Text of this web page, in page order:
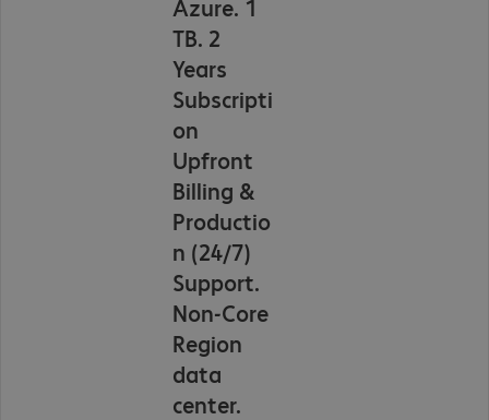
Azure. 1
TB. 2
Years
Subscripti
on
Upfront
Billing &
Productio
n (24/7)
Support.
Non-Core
Region
data
center.